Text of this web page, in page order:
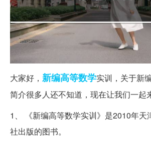
大家好， 新编高等数学实训，关于新
简介很多人还不知道，现在让我们一起
1、 《新编高等数学实训》是2010年天
社出版的图书。